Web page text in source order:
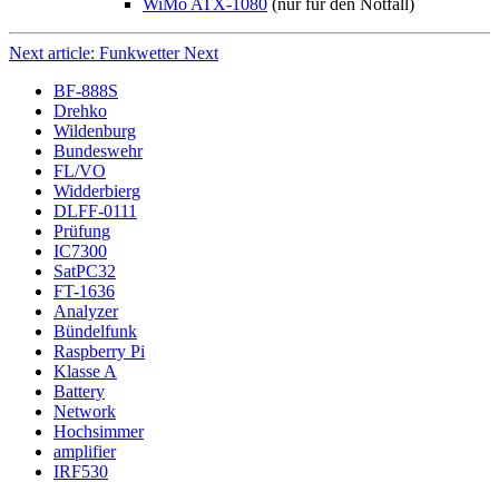
Next article: FunkwetterNext
BF-888S
Drehko
Wildenburg
Bundeswehr
FL/VO
Widderbierg
DLFF-0111
Prüfung
IC7300
SatPC32
FT-1636
Analyzer
Bündelfunk
Raspberry Pi
Klasse A
Battery
Network
Hochsimmer
amplifier
IRF530